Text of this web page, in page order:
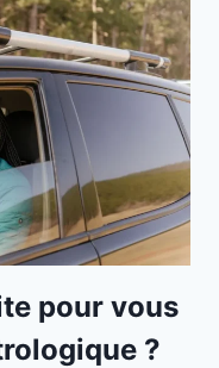
pour vous
?